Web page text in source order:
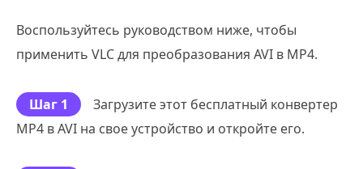
Воспользуйтесь руководством ниже, чтобы
применить VLC для преобразования AVI в MP4.
Шаг 1
Загрузите этот бесплатный конвертер
MP4 в AVI на свое устройство и откройте его.